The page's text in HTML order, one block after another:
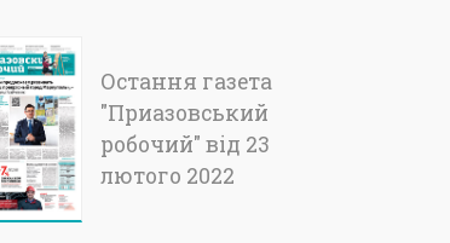
Остання газета
"Приазовський
робочий" від 23
лютого 2022